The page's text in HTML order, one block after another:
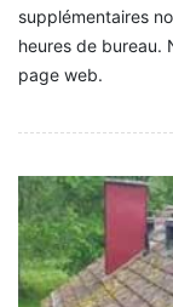
supplémentaires
heures de bureau.
page web.